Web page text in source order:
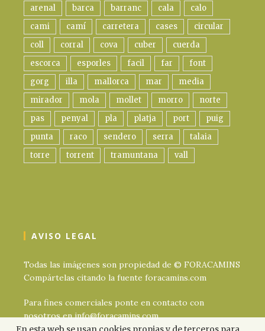
arenal barca barranc cala
calo
cami
camí carretera cases
circular
coll
corral cova cuber
cuerda
escorca
esporles facil far
font
gorg
illa mallorca mar
media
mirador
mola mollet morro
norte
pas
penyal pla platja port
puig
punta
raco sendero serra
talaia
torre
torrent tramuntana vall
AVISO LEGAL
Todas las imágenes son propiedad de © FORACAMINS
Compártelas citando la fuente foracamins.com
Para fines comerciales ponte en contacto con
nosotros en info@foracamins.com